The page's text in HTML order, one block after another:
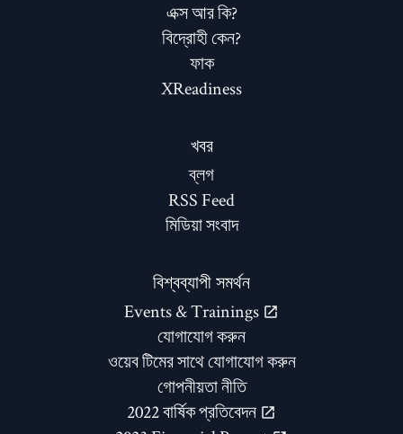
এক্স আর কি?
বিদ্রোহী কেন?
ফাক
XReadiness
খবর
ব্লগ
RSS Feed
মিডিয়া সংবাদ
বিশ্বব্যাপী সমর্থন
Events & Trainings
যোগাযোগ করুন
ওয়েব টিমের সাথে যোগাযোগ করুন
গোপনীয়তা নীতি
2022 বার্ষিক প্রতিবেদন